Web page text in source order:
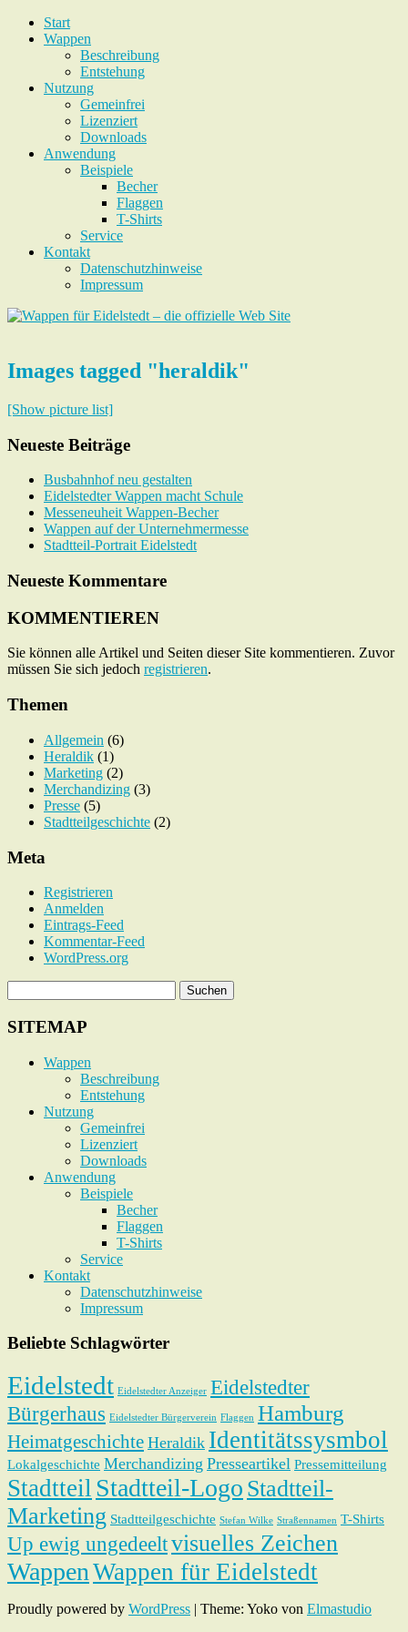
Start
Wappen
Beschreibung
Entstehung
Nutzung
Gemeinfrei
Lizenziert
Downloads
Anwendung
Beispiele
Becher
Flaggen
T-Shirts
Service
Kontakt
Datenschutzhinweise
Impressum
Images tagged "heraldik"
[Show picture list]
Neueste Beiträge
Busbahnhof neu gestalten
Eidelstedter Wappen macht Schule
Messeneuheit Wappen-Becher
Wappen auf der Unternehmermesse
Stadtteil-Portrait Eidelstedt
Neueste Kommentare
KOMMENTIEREN
Sie können alle Artikel und Seiten dieser Site kommentieren. Zuvor
müssen Sie sich jedoch registrieren.
Themen
Allgemein (6)
Heraldik (1)
Marketing (2)
Merchandizing (3)
Presse (5)
Stadtteilgeschichte (2)
Meta
Registrieren
Anmelden
Eintrags-Feed
Kommentar-Feed
WordPress.org
SITEMAP
Wappen
Beschreibung
Entstehung
Nutzung
Gemeinfrei
Lizenziert
Downloads
Anwendung
Beispiele
Becher
Flaggen
T-Shirts
Service
Kontakt
Datenschutzhinweise
Impressum
Beliebte Schlagwörter
Eidelstedt Eidelstedter Anzeiger Eidelstedter
Bürgerhaus Eidelstedter Bürgerverein Flaggen Hamburg
Heimatgeschichte Heraldik Identitätssysmbol
Lokalgeschichte Merchandizing Presseartikel Pressemitteilung
Stadtteil Stadtteil-Logo Stadtteil-
Marketing Stadtteilgeschichte Stefan Wilke Straßennamen T-Shirts
Up ewig ungedeeltvisuelles Zeichen
Wappen Wappen für Eidelstedt
Proudly powered by WordPress | Theme: Yoko von Elmastudio